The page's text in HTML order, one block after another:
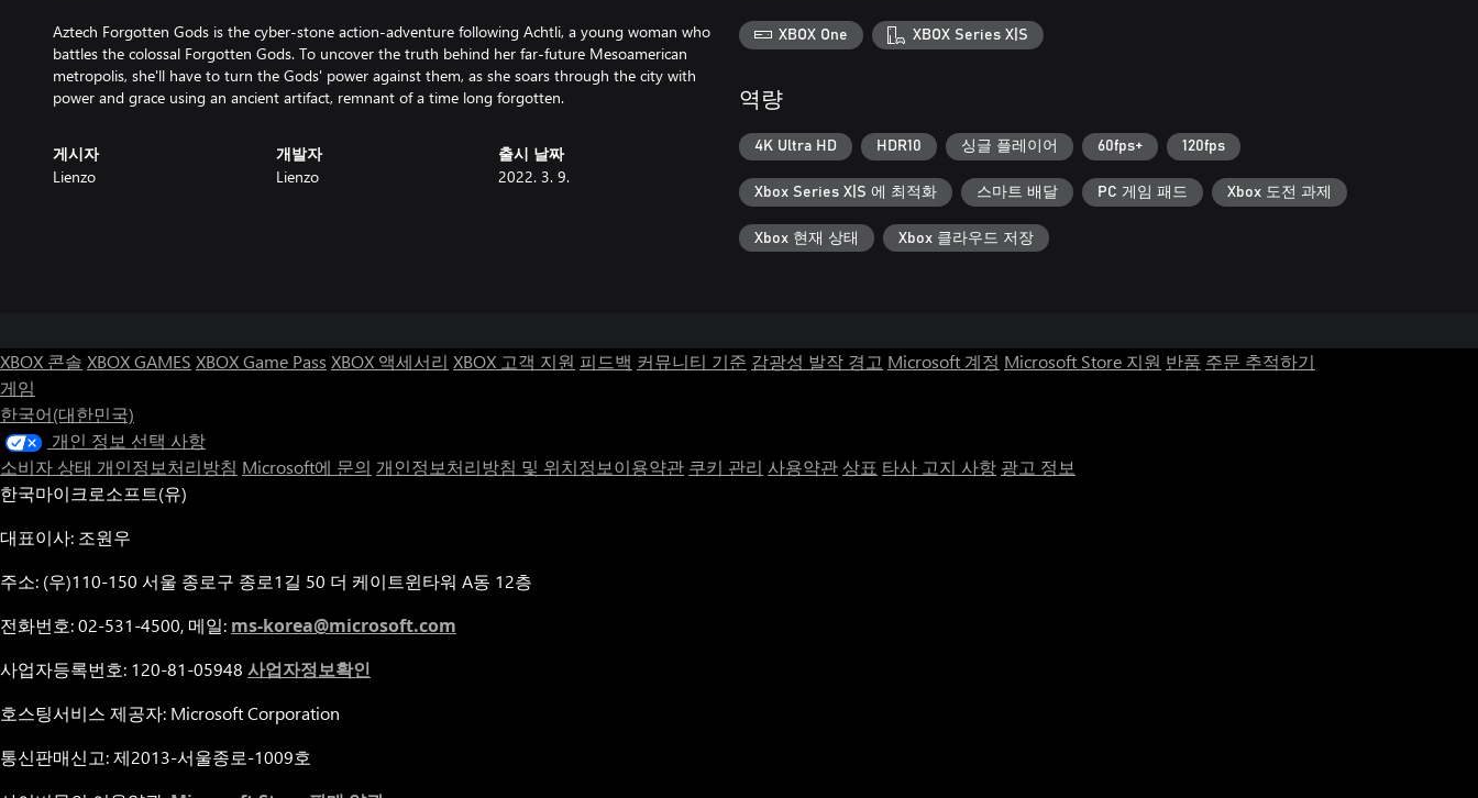
Aztech Forgotten Gods is the cyber-stone action-adventure following Achtli, a young woman who
battles the colossal Forgotten Gods. To uncover the truth behind her far-future Mesoamerican
metropolis, she'll have to turn the Gods' power against them, as she soars through the city with
power and grace using an ancient artifact, remnant of a time long forgotten.
게시자
Lienzo
개발자
Lienzo
출시 날짜
2022. 3. 9.
XBOX One XBOX Series X|S
역량
4K Ultra HD HDR10 싱글 플레이어 60fps+ 120fps
Xbox Series X|S 에 최적화 스마트 배달 PC 게임 패드 Xbox 도전 과제
Xbox 현재 상태 Xbox 클라우드 저장
XBOX 콘솔 XBOX GAMES XBOX Game Pass XBOX 액세서리 XBOX 고객 지원 피드백 커뮤니티 기준 감광성 발작 경고 Microsoft 계정 Microsoft Store 지원 반품 주문 추적하기
게임
한국어(대한민국)
개인 정보 선택 사항
소비자 상태 개인정보처리방침 Microsoft에 문의 개인정보처리방침 및 위치정보이용약관 쿠키 관리 사용약관 상표 타사 고지 사항 광고 정보
한국마이크로소프트(유)
대표이사: 조원우
주소: (우)110-150 서울 종로구 종로1길 50 더 케이트윈타워 A동 12층
전화번호: 02-531-4500, 메일: ms-korea@microsoft.com
사업자등록번호: 120-81-05948 사업자정보확인
호스팅서비스 제공자: Microsoft Corporation
통신판매신고: 제2013-서울종로-1009호